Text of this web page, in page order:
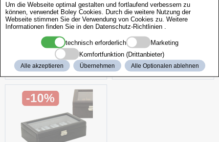
Benzindosen Werkzeugständer Caddy
Um die Webseite optimal gestalten und fortlaufend verbessern zu
können, verwendet Boley Cookies. Durch die weitere Nutzung der
Webseite stimmen Sie der Verwendung von Cookies zu. Weitere
Informationen finden Sie in den Datenschutz-Richtlinien
technisch erforderlich
Marketing
Komfortfunktion (Drittanbieter)
Alle akzeptieren Übernehmen Alle Optionalen ablehnen